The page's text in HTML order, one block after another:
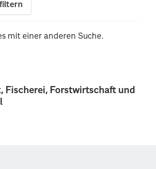
Fischerei, Forstwirtschaft und
mit einer anderen Suche.